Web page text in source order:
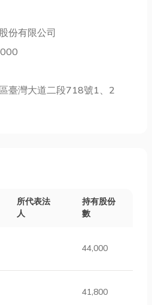
份有限公司
臺灣大道二段718號1、2
所代表法
人
持有股份
數
44,000
41,800